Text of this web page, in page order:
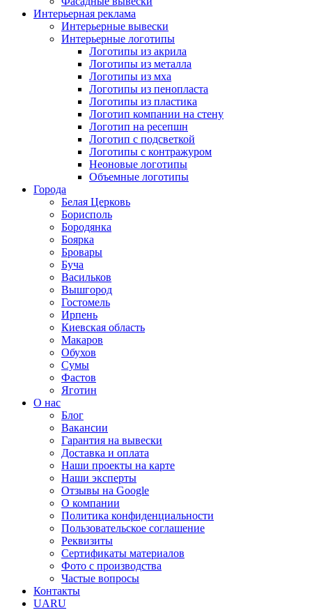
Интерьерная реклама
Интерьерные вывески
Интерьерные логотипы
Логотипы из акрила
Логотипы из металла
Логотипы из мха
Логотипы из пенопласта
Логотипы из пластика
Логотип компании на стену
Логотип на ресепшн
Логотип с подсветкой
Логотипы с контражуром
Неоновые логотипы
Объемные логотипы
Города
Белая Церковь
Борисполь
Бородянка
Боярка
Бровары
Буча
Васильков
Вышгород
Гостомель
Ирпень
Киевская область
Макаров
Обухов
Сумы
Фастов
Яготин
О нас
Блог
Вакансии
Гарантия на вывески
Доставка и оплата
Наши проекты на карте
Наши эксперты
Отзывы на Google
О компании
Политика конфиденциальности
Пользовательское соглашение
Реквизиты
Сертификаты материалов
Фото с производства
Частые вопросы
Контакты
UARU